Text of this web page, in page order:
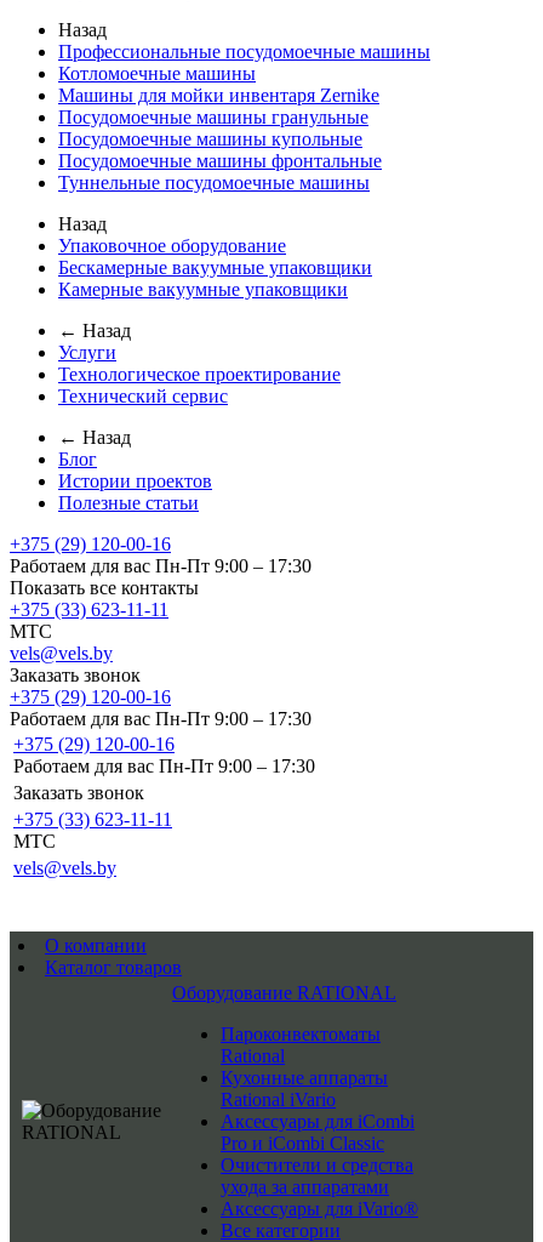
Назад
Профессиональные посудомоечные машины
Котломоечные машины
Машины для мойки инвентаря Zernike
Посудомоечные машины гранульные
Посудомоечные машины купольные
Посудомоечные машины фронтальные
Туннельные посудомоечные машины
Назад
Упаковочное оборудование
Бескамерные вакуумные упаковщики
Камерные вакуумные упаковщики
← Назад
Услуги
Технологическое проектирование
Технический сервис
← Назад
Блог
Истории проектов
Полезные статьи
+375 (29) 120-00-16
Работаем для вас Пн-Пт 9:00 – 17:30
Показать все контакты
+375 (33) 623-11-11
MTC
vels@vels.by
Заказать звонок
+375 (29) 120-00-16
Работаем для вас Пн-Пт 9:00 – 17:30
+375 (29) 120-00-16
Работаем для вас Пн-Пт 9:00 – 17:30
Заказать звонок
+375 (33) 623-11-11
MTC
vels@vels.by
О компании
Каталог товаров
Оборудование RATIONAL
Пароконвектоматы
Rational
Кухонные аппараты
Rational iVario
Аксессуары для iCombi
Pro и iCombi Classic
Очистители и средства
ухода за аппаратами
Аксессуары для iVario®
Все категории